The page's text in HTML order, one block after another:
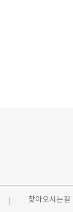
찾아오시는길